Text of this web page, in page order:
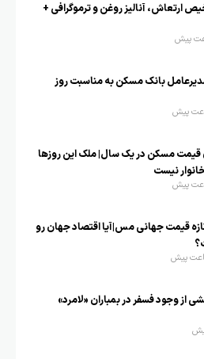
ارتعاش، آنالیز روغن و ترموگرافی +
بانک مسکن به مناسبت روز
قیمت مسکن در یک سال| ملک این روزها
نیست
قیمت جهانی مس|آیا اقتصاد جهان رو
از وجود فسفر در بمباران «لامرد»